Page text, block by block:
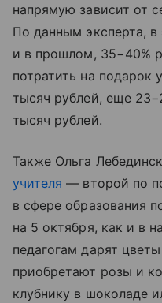
напрямую зависит от
По данным эксперта, в
и в прошлом, 35−40%
потратить на подарок
тысяч рублей, еще
тысяч рублей.
Также Ольга
учителя — второй по
в сфере образования
на 5 октября, как и в
педагогам дарят
приобретают розы и
клубнику в шоколаде